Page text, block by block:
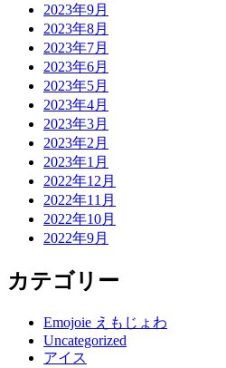
2023年9月
2023年8月
2023年7月
2023年6月
2023年5月
2023年4月
2023年3月
2023年2月
2023年1月
2022年12月
2022年11月
2022年10月
2022年9月
カテゴリー
Emojoie えもじょわ
Uncategorized
アイス